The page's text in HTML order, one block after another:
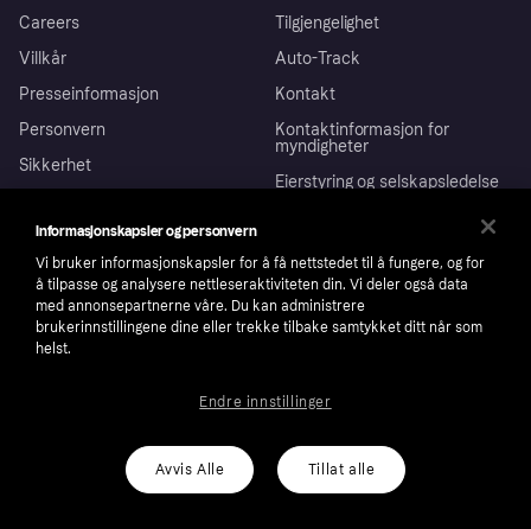
Careers
Villkår
Presseinformasjon
Personvern
Sikkerhet
Wikipink
Tilgjengelighet
Auto-Track
Kontakt
Kontaktinformasjon for
myndigheter
Eierstyring og selskapsledelse
Privat
Hjelp
Utforsk butikker
Kjøperbeskyttelse
Kredittavtale
Personverninnstillinger
Bedrift
Merchant portal
Selg med Klarna
Developers portal
Driftsstatus
Plattformer og partnere
Informasjonskapsler og personvern
Vi bruker informasjonskapsler for å få nettstedet til å fungere, og for
å tilpasse og analysere nettleseraktiviteten din. Vi deler også data
med annonsepartnerne våre. Du kan administrere
brukerinnstillingene dine eller trekke tilbake samtykket ditt når som
helst.
Avvis Alle Tillat alle
Endre innstillinger